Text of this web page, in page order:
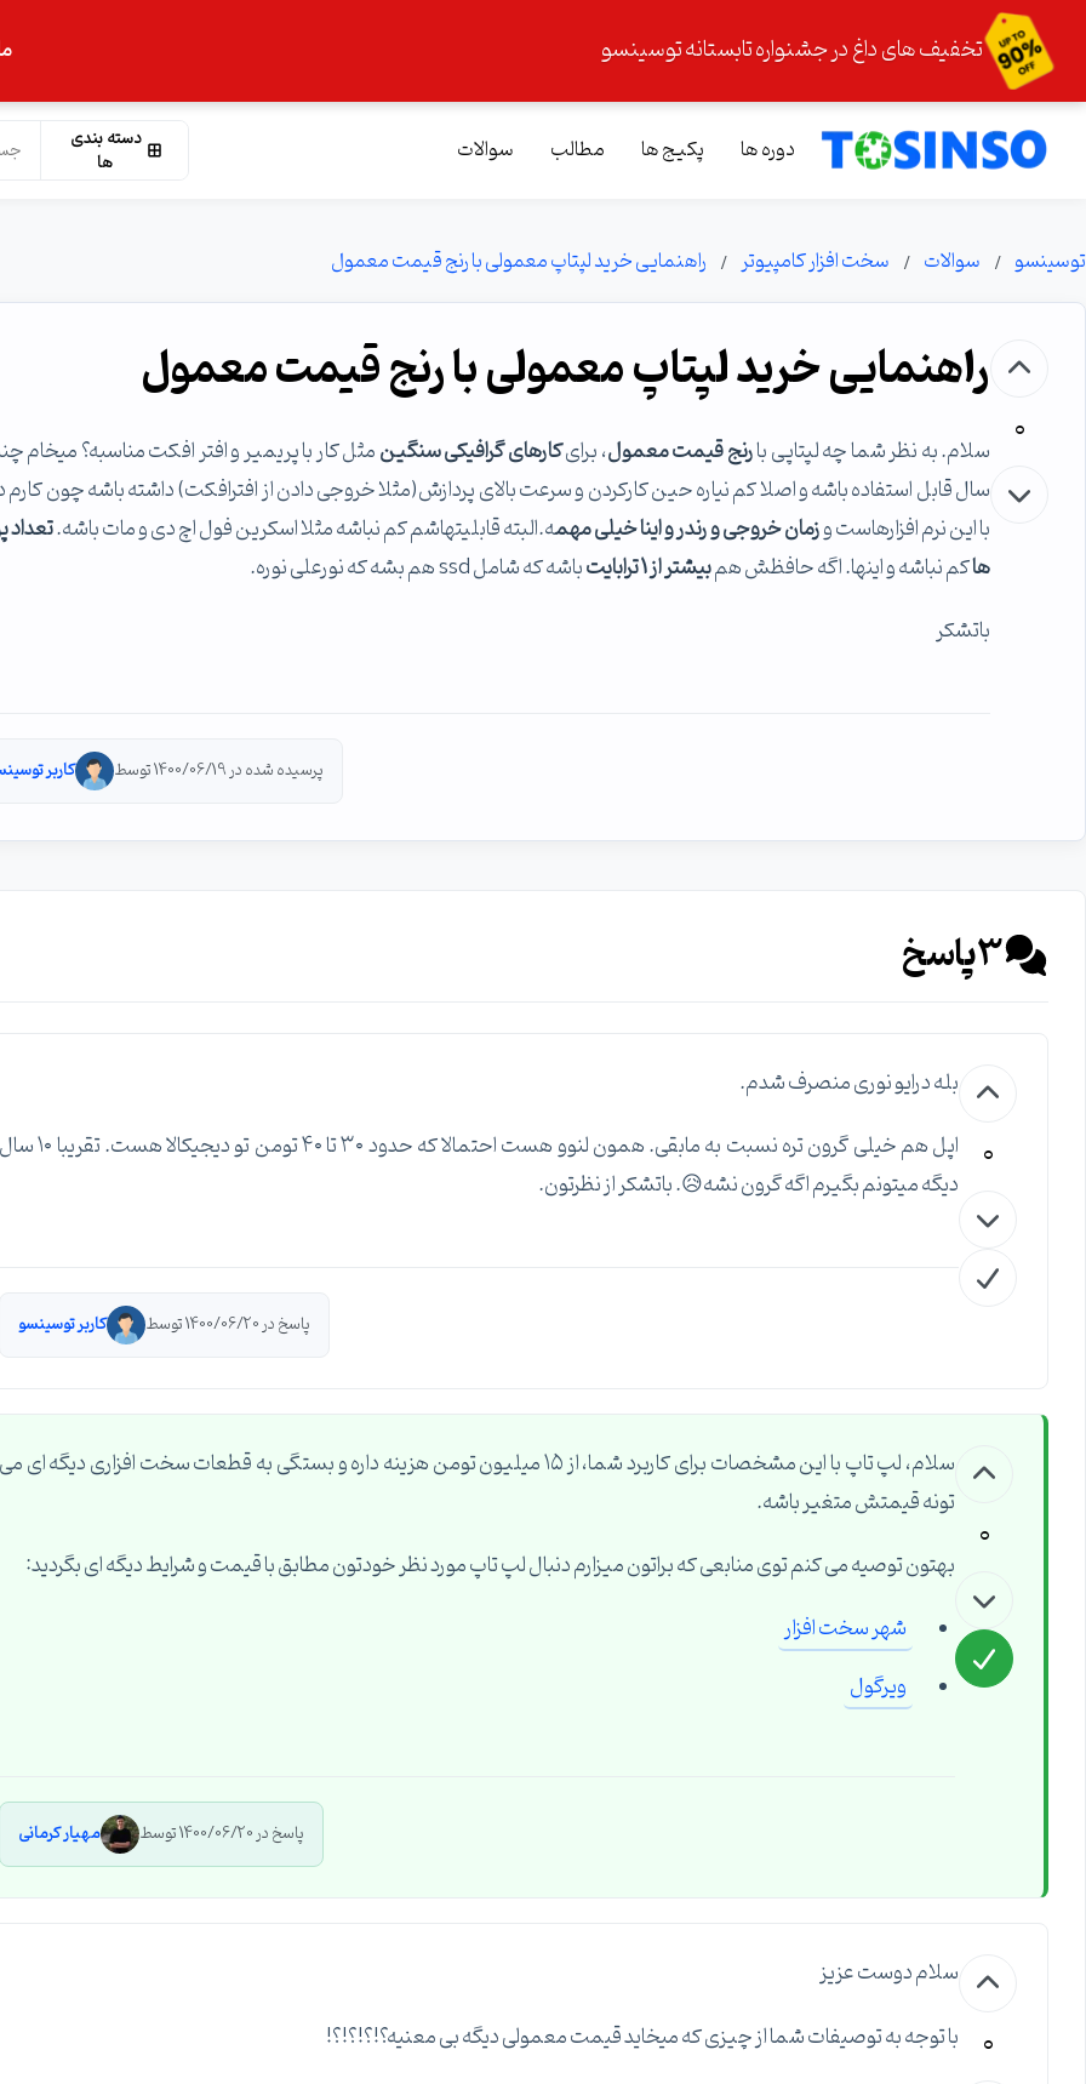
تخفیف های داغ در جشنواره تابستانه توسینسو
دوره ها پکیج ها مطالب سوالات
دسته بندی
ها
توسینسو سوالات سخت افزار کامپیوتر راهنمایی خرید لپتاپ معمولی با رنج قیمت معمول
0
راهنمایی خرید لپتاپ معمولی با رنج قیمت معمول
سلام. به نظر شما چه لپتاپی بارنج قیمت معمول، برایکارهای گرافیکی سنگین مثل کار با پریمیر و افتر افکت مناسبه؟ میخام
سال قابل استفاده باشه و اصلا کم نیاره حین کارکردن و سرعت بالای پردازش(مثلا خروجی دادن از افترافکت) داشته باشه چون کارم
با این نرم افزارهاست وزمان خروجی و رندر و اینا خیلی مهمه.البته قابلیتهاشم کم نباشه مثلا اسکرین فول اچ دی و مات باشه.تعداد
هاکم نباشه و اینها. اگه حافظش همبیشتر از 1 ترابایت باشه که شامل ssd هم بشه که نورعلی نوره.
باتشکر
پرسیده شده در 1400/06/19 توسط کاربر
3پاسخ
0
بله درایو نوری منصرف شدم.
اپل هم خیلی گرون تره نسبت به مابقی. همون لنوو هست احتمالا که حدود ۳۰ تا ۴۰ تومن تو دیجیکالا هست. تقریبا ۱۰ سال
دیگه میتونم بگیرم اگه گرون نشه😥. باتشکر از نظرتون.
پاسخ در 1400/06/20 توسط کاربر توسینسو
0
سلام، لپ تاپ با این مشخصات برای کاربرد شما، از ۱۵ میلیون تومن هزینه داره و بستگی به قطعات سخت افزاری دیگه ای می
تونه قیمتش متغیر باشه.
بهتون توصیه می کنم توی منابعی که براتون میزارم دنبال لپ تاپ مورد نظر خودتون مطابق با قیمت و شرایط دیگه ای بگردید:
شهر سخت افزار
ویرگول
پاسخ در 1400/06/20 توسط مهیار کرمانی
0
سلام دوست عزیز
با توجه به توصیفات شما از چیزی که میخاید قیمت معمولی دیگه بی معنیه؟!؟!؟!؟!